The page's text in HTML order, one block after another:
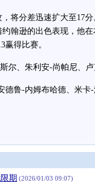
分差迅速扩大至17分
翰逊的出色表现，他
赢得比赛。
、朱利安-尚帕尼、卢
鲁-内姆布哈德、米卡-
期 (2026/01/03 09:07)